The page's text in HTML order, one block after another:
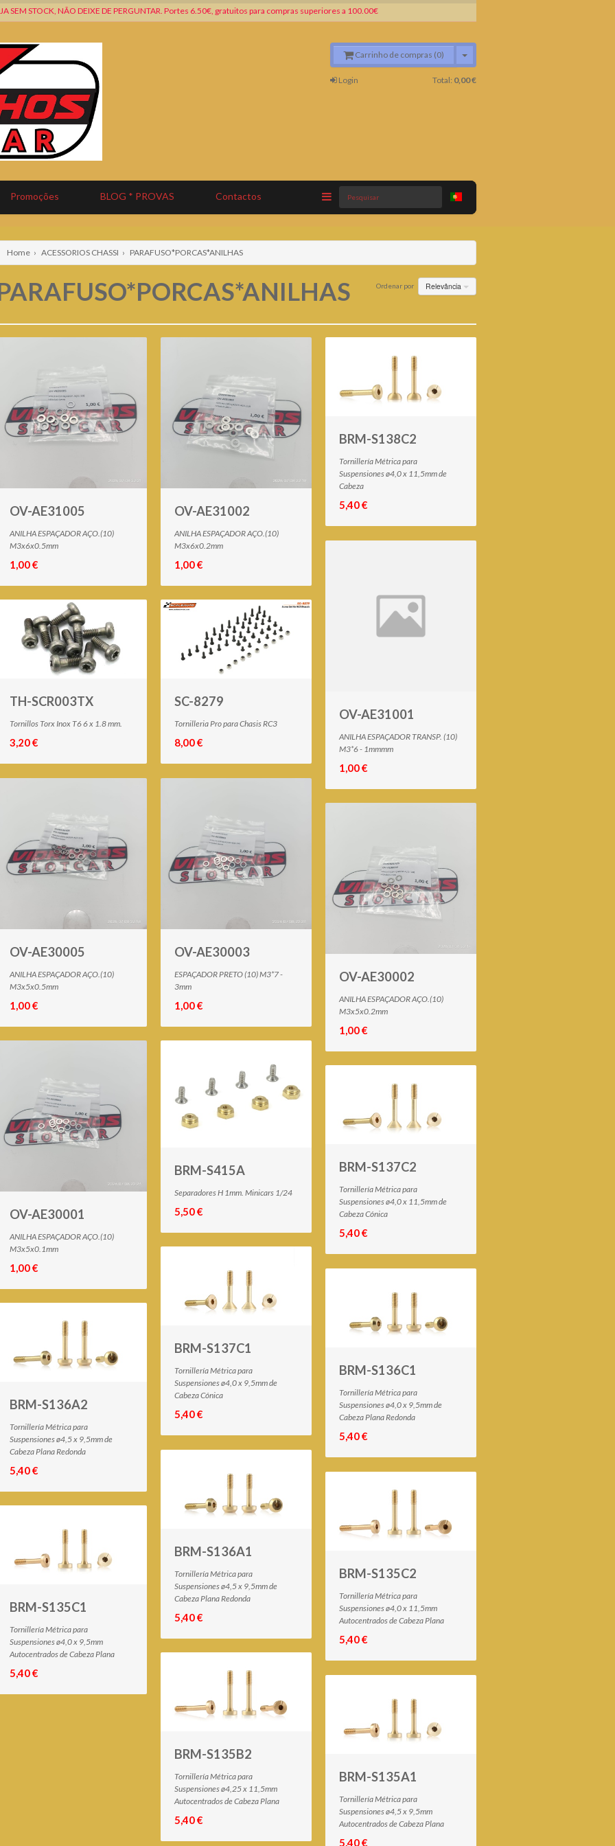
SEM STOCK, NÃO DEIXE DE PERGUNTAR. Portes 6.50€, gratuitos para compras superiores a 100.00€
Carrinho de compras (0)
Login Total: 0,00 €
Promoções BLOG * PROVAS Contactos Pesquisar
Home › ACESSORIOS CHASSI › PARAFUSO*PORCAS*ANILHAS
Ordenar por Relevância
OV-AE31005
ANILHA ESPAÇADOR AÇO.(10)
M3x6x0.5mm
1,00 €
OV-AE31002
ANILHA ESPAÇADOR AÇO.(10)
M3x6x0.2mm
1,00 €
BRM-S138C2
Tornillería Métrica para
Suspensiones ø4,0 x 11,5mm de
Cabeza
5,40 €
TH-SCR003TX
Tornillos Torx Inox T6 6 x 1.8 mm.
3,20 €
SC-8279
Tornilleria Pro para Chasis RC3
8,00 €
OV-AE31001
ANILHA ESPAÇADOR TRANSP. (10)
M3*6 - 1mmmm
1,00 €
OV-AE30005
ANILHA ESPAÇADOR AÇO.(10)
M3x5x0.5mm
1,00 €
OV-AE30003
ESPAÇADOR PRETO (10) M3*7 -
3mm
1,00 €
OV-AE30002
ANILHA ESPAÇADOR AÇO.(10)
M3x5x0.2mm
1,00 €
OV-AE30001
ANILHA ESPAÇADOR AÇO.(10)
M3x5x0.1mm
1,00 €
BRM-S415A
Separadores H 1mm. Minicars 1/24
5,50 €
BRM-S137C2
Tornillería Métrica para
Suspensiones ø4,0 x 11,5mm de
Cabeza Cónica
5,40 €
BRM-S137C1
Tornillería Métrica para
Suspensiones ø4,0 x 9,5mm de
Cabeza Cónica
5,40 €
BRM-S136C1
Tornillería Métrica para
Suspensiones ø4,0 x 9,5mm de
Cabeza Plana Redonda
5,40 €
BRM-S136A2
Tornillería Métrica para
Suspensiones ø4,5 x 9,5mm de
Cabeza Plana Redonda
5,40 €
BRM-S136A1
Tornillería Métrica para
Suspensiones ø4,5 x 9,5mm de
Cabeza Plana Redonda
5,40 €
BRM-S135C2
Tornillería Métrica para
Suspensiones ø4,0 x 11,5mm
Autocentrados de Cabeza Plana
5,40 €
BRM-S135C1
Tornillería Métrica para
Suspensiones ø4,0 x 9,5mm
Autocentrados de Cabeza Plana
5,40 €
BRM-S135B2
Tornillería Métrica para
Suspensiones ø4,25 x 11,5mm
Autocentrados de Cabeza Plana
5,40 €
BRM-S135A1
Tornillería Métrica para
Suspensiones ø4,5 x 9,5mm
Autocentrados de Cabeza Plana
5,40 €